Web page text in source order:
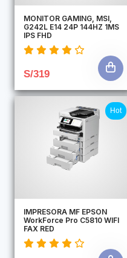
MONITOR GAMING, MSI,
G242L E14 24P 144HZ 1MS
IPS FHD
S/319
Hot
IMPRESORA MF EPSON
WorkForce Pro C5810 WIFI
FAX RED